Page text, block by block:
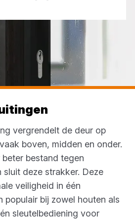
vergrendelt de deur op
boven, midden en onder.
bestand tegen
sluit deze strakker. Deze
veiligheid in één
populair bij zowel houten als
sleutelbediening voor